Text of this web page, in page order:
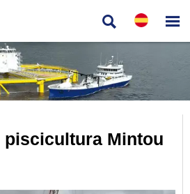
 
piscicultura Mintou